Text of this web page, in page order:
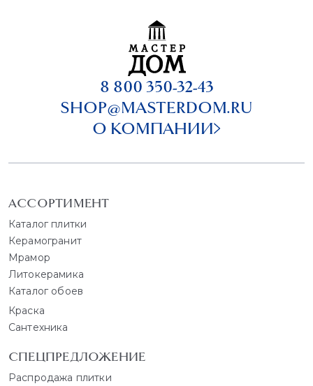
8 800 350-32-43
SHOP@MASTERDOM.RU
О КОМПАНИИ
АССОРТИМЕНТ
Каталог плитки
Керамогранит
Мрамор
Литокерамика
Каталог обоев
Краска
Сантехника
СПЕЦПРЕДЛОЖЕНИЕ
Распродажа плитки